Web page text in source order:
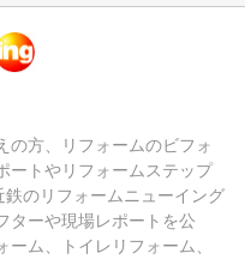
の方、リフォームのビフォ
ートやリフォームステップ
のリフォームニューイング
ターや現場レポートを公
ム、トイレリフォーム、